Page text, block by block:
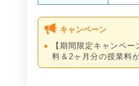
キャンペーン
【期間限定キャンペ
料＆2ヶ月分の授業料